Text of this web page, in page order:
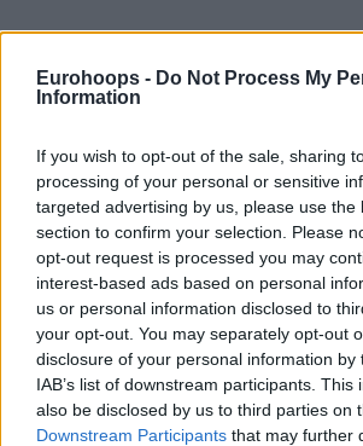
Eurohoops - Do Not Process My
Information
If you wish to opt-out of the sale, sharing
processing of your personal or sensitive
targeted advertising by us, please use the
section to confirm your selection. Please
opt-out request is processed you may
interest-based ads based on personal
us or personal information disclosed to
your opt-out. You may separately opt-out
disclosure of your personal information by
IAB’s list of downstream participants. This
also be disclosed by us to third parties on
Downstream Participants that may further
The GREEN fortress will be louder
the last battle of the season! 🗣💚
THANK YOU for your incredible,